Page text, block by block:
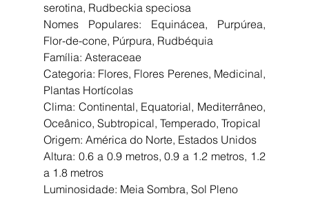
serotina, Rudbeckia speciosa
Nomes Populares: Equinácea, Purpúrea,
Flor-de-cone, Púrpura, Rudbéquia
Família: Asteraceae
Categoria: Flores, Flores Perenes, Medicinal,
Plantas Hortícolas
Clima: Continental, Equatorial, Mediterrâneo,
Oceânico, Subtropical, Temperado, Tropical
Origem: América do Norte, Estados Unidos
Altura: 0.6 a 0.9 metros, 0.9 a 1.2 metros, 1.2
a 1.8 metros
Luminosidade: Meia Sombra, Sol Pleno